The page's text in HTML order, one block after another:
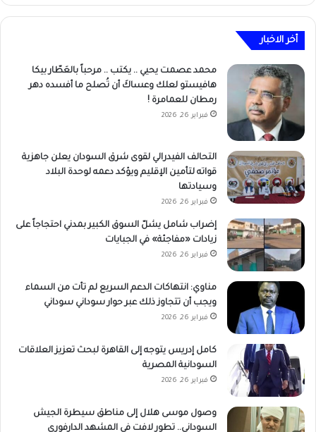
أخر الاخبار
محمد عصمت يحيي .. يكتب .. مرحباً بالعَطّار بيكا
هافيستو لعلك وعساكَ أن تُصلح ما أفسده دهر
رمطان للعمامرة !
فبراير 26, 2026
التحالف الفيدرالي لقوى شرق السودان يعلن جاهزية
قواته لتأمين الإقليم ويؤكد دعمه لوحدة البلاد
وسيادتها
فبراير 26, 2026
إضراب شامل يشلّ السوق الكبير بمدني احتجاجاً على
زيادات «مفاجئة» في الجبايات
فبراير 26, 2026
مناوي: انتهاكات الدعم السريع لم تأت من السماء
ويجب أن تتجاوز ذلك عبر حوار سوداني سوداني
فبراير 26, 2026
كامل إدريس يتوجه إلى القاهرة لبحث تعزيز العلاقات
السودانية المصرية
فبراير 26, 2026
وصول موسى هلال إلى مناطق سيطرة الجيش
السوداني.. تطور لافت في المشهد الدارفوري